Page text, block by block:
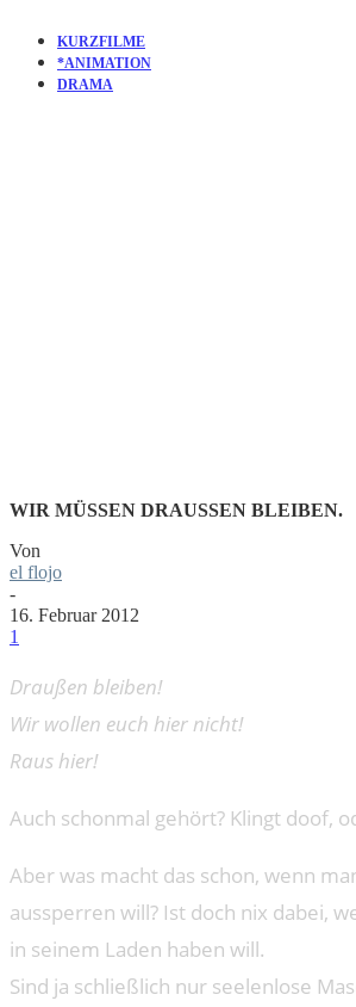
KURZFILME
*ANIMATION
DRAMA
WIR MÜSSEN DRAUSSEN BLEIBEN.
Von
el flojo
-
16. Februar 2012
1
Draußen bleiben!
Wir wollen euch hier nicht!
Raus hier!
Auch schonmal gehört? Klingt doof,
Aber was macht das schon, wenn
aussperren will? Ist doch nix dabei,
in seinem Laden haben will.
Sind ja schließlich nur seelenlose